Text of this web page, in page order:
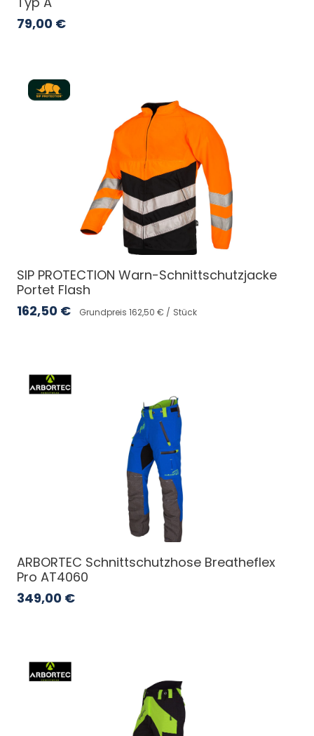
79,00 €
SIP PROTECTION Warn-Schnittschutzjacke
Portet Flash
162,50 € Grundpreis 162,50 € / Stück
ARBORTEC Schnittschutzhose Breatheflex
Pro AT4060
349,00 €